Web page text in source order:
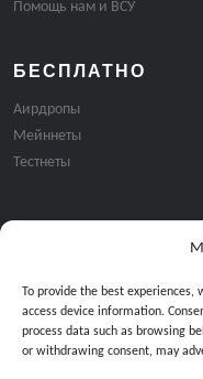
To provide the best experiences,
access device information.
process data such as browsing
or withdrawing consent, may
Помощь нам и ВСУ
БЕСПЛАТНО
Аирдропы
Мейннеты
Тестнеты